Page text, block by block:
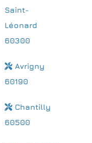
Saint-
Léonard
60300
Avrigny
60190
Chantilly
60500